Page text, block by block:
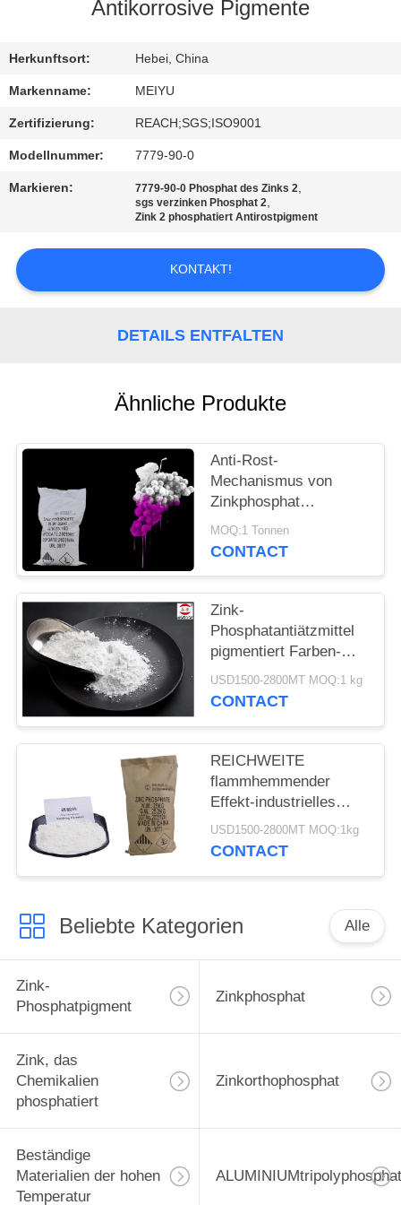
KONTAKT
MIT
UNS
EIN
ANGEBOT
POLICY
Antikorrosive Pigmente
Herkunftsort: Hebei, China
Markenname: MEIYU
Zertifizierung: REACH;SGS;ISO9001
Modellnummer: 7779-90-0
Markieren: 7779-90-0 Phosphat des Zinks 2,
sgs verzinken Phosphat 2,
Zink 2 phosphatiert Antirostpigment
KONTAKT!
DETAILS ENTFALTEN
Ähnliche Produkte
Anti-Rost-
Mechanismus von
Zinkphosphat
chemischem Pigment
zur
MOQ:1 Tonnen
CONTACT
Zink-
Phosphatantiätzmittel
pigmentiert Farben-
Zusätze und
Beschichtungs-Zusätze
USD1500-2800MT MOQ:1 kg
CONTACT
REICHWEITE
flammhemmender
Effekt-industrielles
Zink phosphatiert 7779
90 0
USD1500-2800MT MOQ:1kg
CONTACT
Beliebte Kategorien Alle
Zink-
Phosphatpigment
Zinkphosphat
Zink, das
Chemikalien
phosphatiert
Zinkorthophosphat
Beständige
Materialien der hohen
Temperatur
ALUMINIUMtripolyphosphat